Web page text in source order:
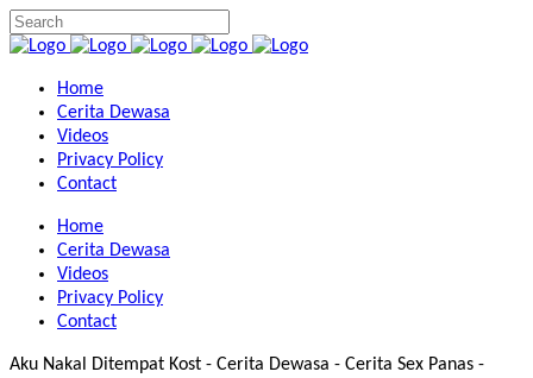
Home
Cerita Dewasa
Videos
Privacy Policy
Contact
Home
Cerita Dewasa
Videos
Privacy Policy
Contact
Aku Nakal Ditempat Kost - Cerita Dewasa - Cerita Sex Panas -